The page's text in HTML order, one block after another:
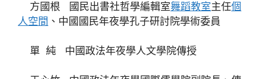
方國根 國民出書社哲學編輯室舞蹈教室主任個
人空間 、中國國民年夜學孔子研討院學術委員
單 純 中國政法年夜學人文學院傳授